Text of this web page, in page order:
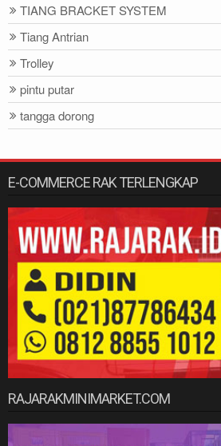
TIANG BRACKET SYSTEM
Tiang Antrian
Trolley
pintu putar
tangga dorong
E-COMMERCE RAK TERLENGKAP
RAJARAKMINIMARKET.COM